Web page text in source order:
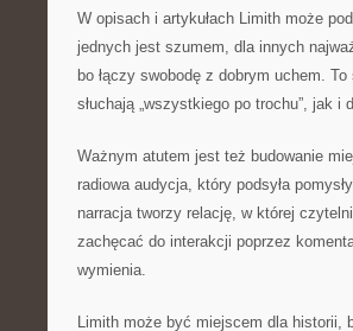
W opisach i artykułach Limith może
jednych jest szumem, dla innych
bo łączy swobodę z dobrym uchem.
słuchają „wszystkiego po trochu”, jak
Ważnym atutem jest też budowanie
radiowa audycja, który podsyła
narracja tworzy relację, w której
zachęcać do interakcji poprzez
wymienia.
Limith może być miejscem dla historii,